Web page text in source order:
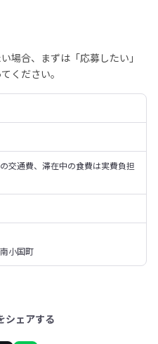
場合、まずは「応募したい」
ください。
交通費、滞在中の食費は実費負担
小国町
シェアする